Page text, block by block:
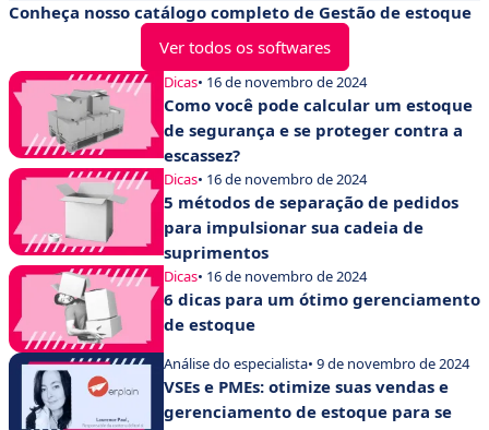
Conheça nosso catálogo completo de Gestão de estoque
Ver todos os softwares
Dicas• 16 de novembro de 2024
Como você pode calcular um estoque
de segurança e se proteger contra a
escassez?
Dicas• 16 de novembro de 2024
5 métodos de separação de pedidos
para impulsionar sua cadeia de
suprimentos
Dicas• 16 de novembro de 2024
6 dicas para um ótimo gerenciamento
de estoque
Análise do especialista• 9 de novembro de 2024
VSEs e PMEs: otimize suas vendas e
gerenciamento de estoque para se